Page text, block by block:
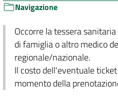
Navigazione
Occorre la tessera
di famiglia o altro medico
regionale/nazionale.
Il costo dell'eventuale
momento della